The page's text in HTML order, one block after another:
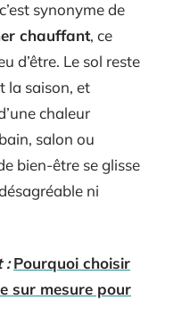
synonyme de
chauffant, ce
d’être. Le sol reste
la saison, et
chaleur
salon ou
bien-être se glisse
ni
: Pourquoi choisir
sur mesure pour